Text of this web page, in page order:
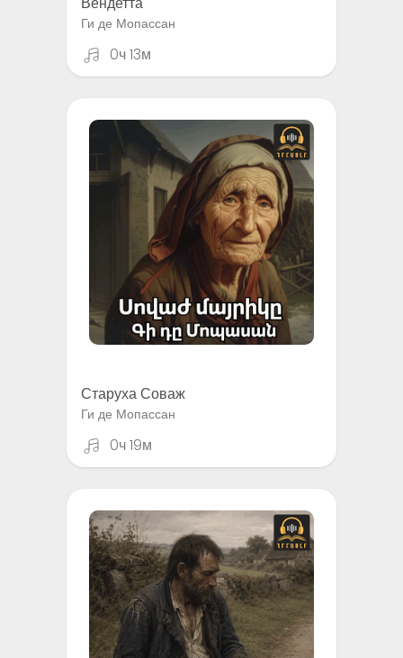
Ги де Мопассан
0ч 13м
Старуха Соваж
Ги де Мопассан
0ч 19м